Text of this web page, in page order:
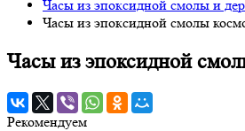
Часы из эпоксидной смолы и
Часы из эпоксидной смолы
Часы из эпоксидной
Рекомендуем